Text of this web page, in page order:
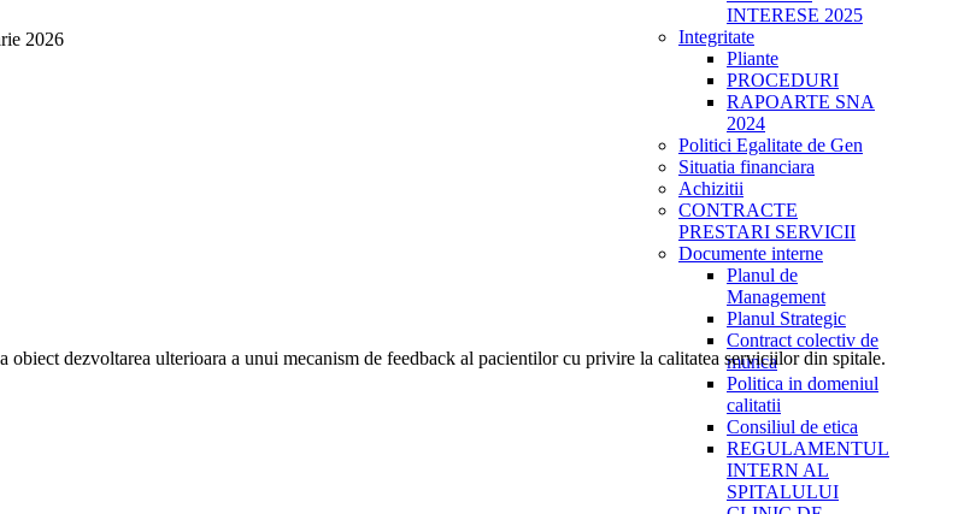
INTERESE 2025
Integritate
Pliante
PROCEDURI
RAPOARTE SNA
2024
Politici Egalitate de Gen
Situatia financiara
Achizitii
CONTRACTE
PRESTARI SERVICII
Documente interne
Planul de
Management
Planul Strategic
Contract colectiv de
munca
Politica in domeniul
calitatii
Consiliul de etica
REGULAMENTUL
INTERN AL
SPITALULUI
2026
dezvoltarea ulterioara a unui mecanism de feedback al pacientilor cu privire la calitatea serviciilor din spitale.